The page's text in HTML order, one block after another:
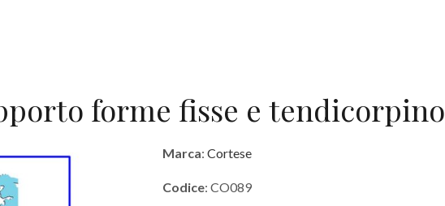
forme fisse e tendicorpino
Marca: Cortese
Codice: CO089